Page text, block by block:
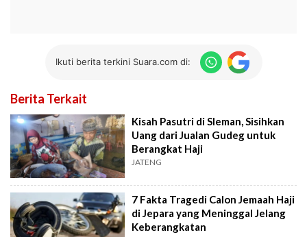
Ikuti berita terkini Suara.com di:
Berita Terkait
Kisah Pasutri di Sleman, Sisihkan
Uang dari Jualan Gudeg untuk
Berangkat Haji
JATENG
7 Fakta Tragedi Calon Jemaah Haji
di Jepara yang Meninggal Jelang
Keberangkatan